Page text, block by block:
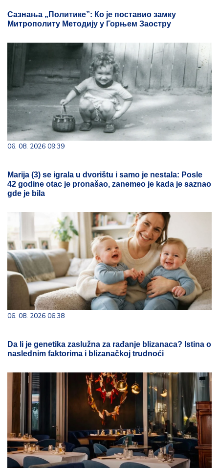
Сазнања „Политике”: Ко је поставио замку
Митрополиту Методију у Горњем Заостру
06. 08. 2026 09:39
Marija (3) se igrala u dvorištu i samo je nestala: Posle
42 godine otac je pronašao, zanemeo je kada je saznao
gde je bila
06. 08. 2026 06:38
Da li je genetika zaslužna za rađanje blizanaca? Istina o
naslednim faktorima i blizanačkoj trudnoći